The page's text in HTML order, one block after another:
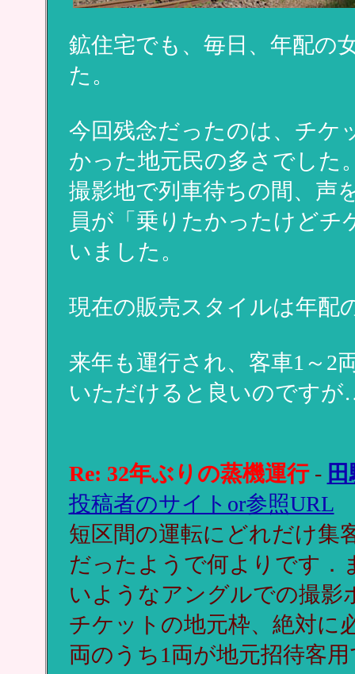
鉱住宅でも、毎日、年配の
た。
今回残念だったのは、チケ
かった地元民の多さでした
撮影地で列車待ちの間、声
員が「乗りたかったけど
いました。
現在の販売スタイルは年
来年も運行され、客車1～2
いただけると良いのです
Re: 32年ぶりの蒸機運行-
投稿者のサイトor参照URL
短区間の運転にどれだけ集
だったようで何よりです．
いようなアングルでの撮影
チケットの地元枠、絶対に
両のうち1両が地元招待客